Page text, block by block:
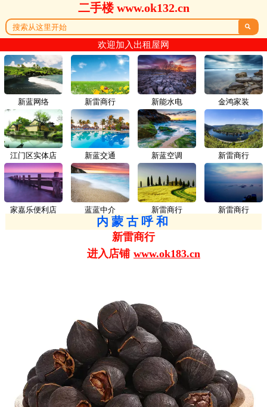
二手楼 www.ok132.cn

欢迎加入出租屋网
新蓝网络 新雷商行
江门区实体店 新蓝交通
家嘉乐便利店 蓝蓝中介
新能水电 金鸿家装
新蓝空调 新雷商行
新雷商行 新雷商行
内蒙古呼和
新雷商行
进入店铺 www.ok183.cn